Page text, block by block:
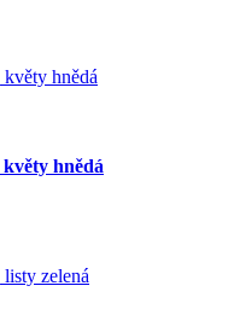
hnědá